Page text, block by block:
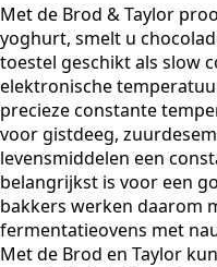
Met de Brod & Taylor
yoghurt, smelt u
toestel geschikt als slow
elektronische
precieze constante
voor gistdeeg,
levensmiddelen een
belangrijkst is voor een
bakkers werken daarom
fermentatieovens met
Met de Brod en Taylor